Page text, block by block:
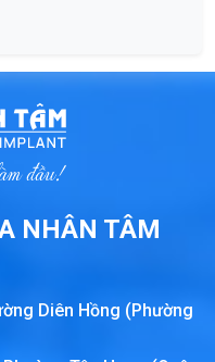
NHÂN TÂM
Diên Hồng (Phường